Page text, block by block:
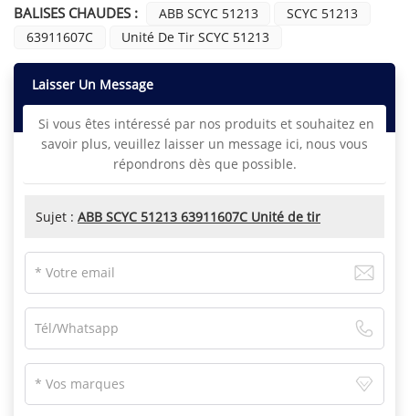
BALISES CHAUDES : ABB SCYC 51213
SCYC 51213
63911607C
Unité De Tir SCYC 51213
Laisser Un Message
Si vous êtes intéressé par nos produits et souhaitez en
savoir plus, veuillez laisser un message ici, nous vous
répondrons dès que possible.
Sujet : ABB SCYC 51213 63911607C Unité de tir